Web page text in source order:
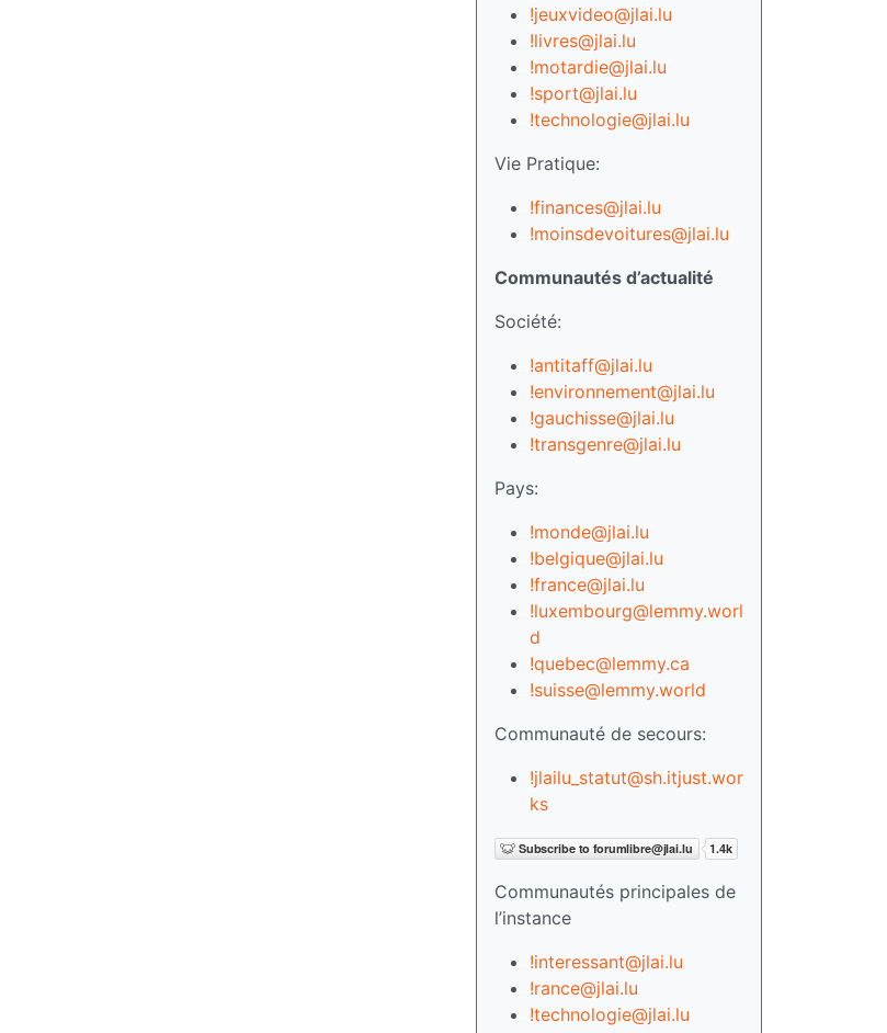
!jeuxvideo@jlai.lu
!livres@jlai.lu
!motardie@jlai.lu
!sport@jlai.lu
!technologie@jlai.lu
Vie Pratique:
!finances@jlai.lu
!moinsdevoitures@jlai.lu
Communautés d’actualité
Société:
!antitaff@jlai.lu
!environnement@jlai.lu
!gauchisse@jlai.lu
!transgenre@jlai.lu
Pays:
!monde@jlai.lu
!belgique@jlai.lu
!france@jlai.lu
!luxembourg@lemmy.worl
d
!quebec@lemmy.ca
!suisse@lemmy.world
Communauté de secours:
!jlailu_statut@sh.itjust.wor
ks
Communautés principales de
l’instance
!interessant@jlai.lu
!rance@jlai.lu
!technologie@jlai.lu